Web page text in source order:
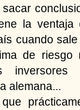
la ventaja
cuando
de riesgo
alemana...